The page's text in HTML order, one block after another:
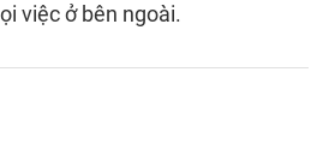
việc ở bên ngoài.